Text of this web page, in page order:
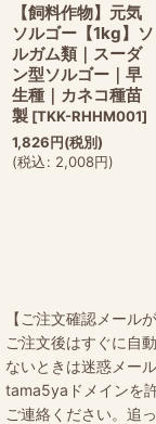
【飼料作物】元気
ソルゴー【1kg】ソ
ルガム類｜スーダ
ン型ソルゴー｜早
生種｜カネコ種苗
製 [TKK-RHHM001]
1,826円(税別)
(税込: 2,008円)
【ご注文確認メール
ご注文後はすぐに自
ないときは迷惑メー
tama5yaドメインを
ご連絡ください。追